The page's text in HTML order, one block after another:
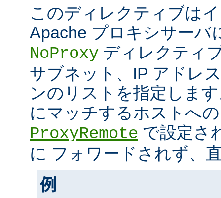
このディレクティブは
Apache プロキシサーバ
NoProxy ディレクティ
サブネット、IP アドレ
ンのリストを指定しま
にマッチするホストへ
ProxyRemote で設定さ
に フォワードされず、
例